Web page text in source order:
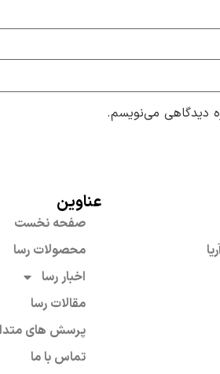
دیدگاهی می‌نویسم.
عناوین
صفحه نخست
محصولات رسا
اخبار رسا
مقالات رسا
پرسش های
تماس با ما